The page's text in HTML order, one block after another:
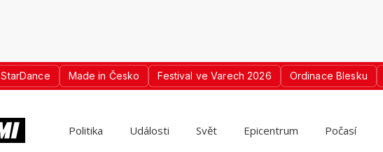
StarDance Made in Česko Festival ve Varech 2026 Ordinace Blesku
Politika Události Svět Epicentrum Počasí